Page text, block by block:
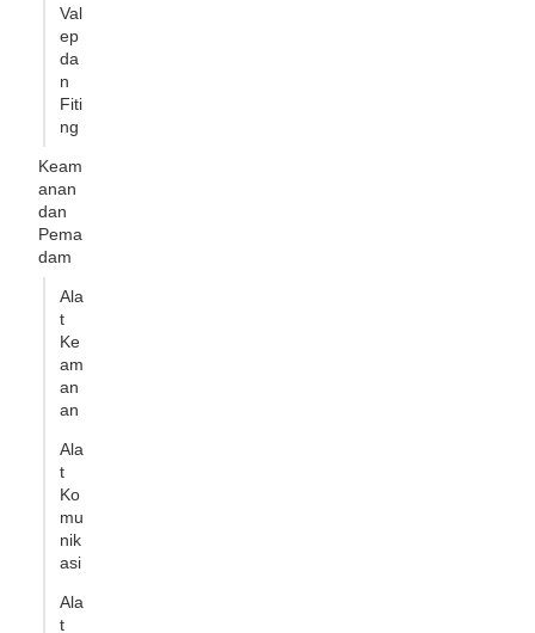
Val
ep
da
n
Fiti
ng
Keam
anan
dan
Pema
dam
Ala
t
Ke
am
an
an
Ala
t
Ko
mu
nik
asi
Ala
t